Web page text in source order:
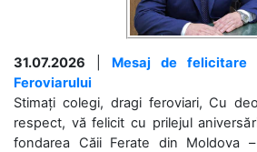
31.07.2026
Mesaj de felicitare
Feroviarului
Stimați colegi, dragi feroviari, Cu
respect, vă felicit cu prilejul
fondarea Căii Ferate din Moldova